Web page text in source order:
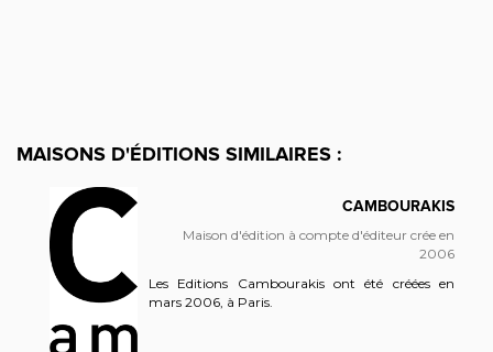
MAISONS D'ÉDITIONS SIMILAIRES :
CAMBOURAKIS
Maison d'édition à compte d'éditeur crée en
2006
Les Editions Cambourakis ont été créées en
mars 2006, à Paris.